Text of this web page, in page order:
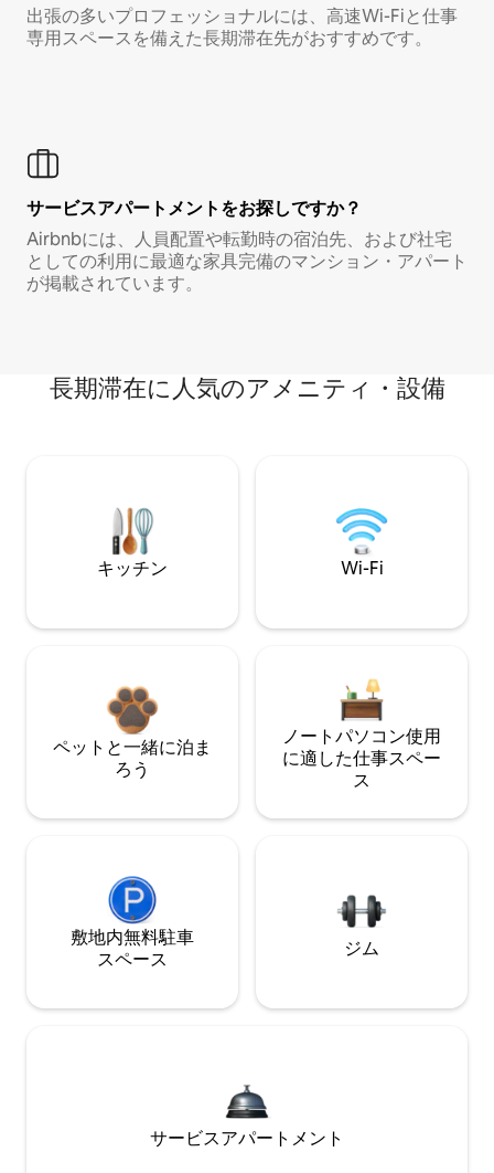
出張の多いプロフェッショナルには、高速Wi-Fiと仕事
専用スペースを備えた長期滞在先がおすすめです。
サービスアパートメントをお探しですか？
Airbnbには、人員配置や転勤時の宿泊先、および社宅
としての利用に最適な家具完備のマンション・アパート
が掲載されています。
長期滞在に人気のアメニティ・設備
キッチン Wi-Fi
ペットと一緒に泊ま
ろう
ノートパソコン使用
に適した仕事スペー
ス
敷地内無料駐⁠車
ス⁠ペ⁠ー⁠ス
ジム
サービスアパートメント